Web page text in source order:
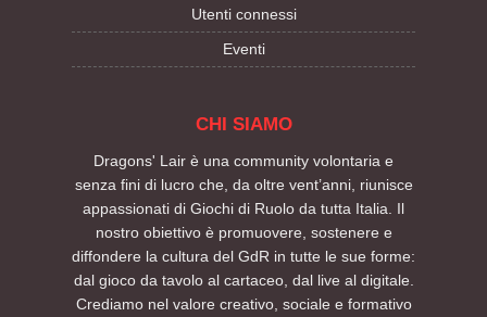
Utenti connessi
Eventi
CHI SIAMO
Dragons' Lair è una community volontaria e
senza fini di lucro che, da oltre vent’anni, riunisce
appassionati di Giochi di Ruolo da tutta Italia. Il
nostro obiettivo è promuovere, sostenere e
diffondere la cultura del GdR in tutte le sue forme:
dal gioco da tavolo al cartaceo, dal live al digitale.
Crediamo nel valore creativo, sociale e formativo